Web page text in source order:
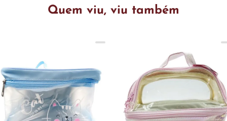
Quem viu, viu também